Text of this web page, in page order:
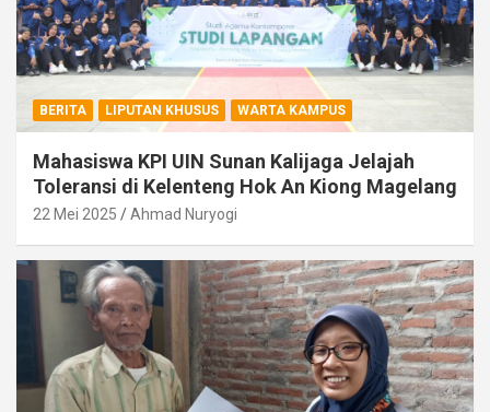
BERITA LIPUTAN KHUSUS WARTA KAMPUS
Mahasiswa KPI UIN Sunan Kalijaga Jelajah
Toleransi di Kelenteng Hok An Kiong Magelang
22 Mei 2025 Ahmad Nuryogi